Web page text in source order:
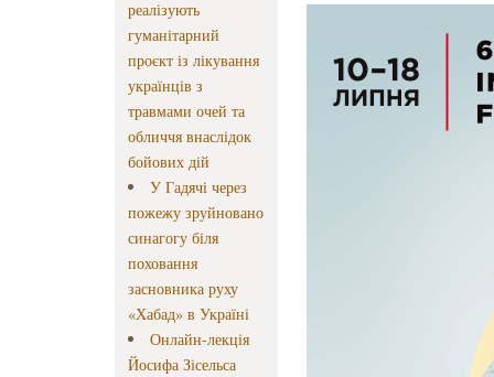
реалізують
гуманітарний
проєкт із лікування
українців з
травмами очей та
обличчя внаслідок
бойових дій
У Гадячі через
пожежу зруйновано
синагогу біля
поховання
засновника руху
«Хабад» в Україні
Онлайн-лекція
Йосифа Зісельса